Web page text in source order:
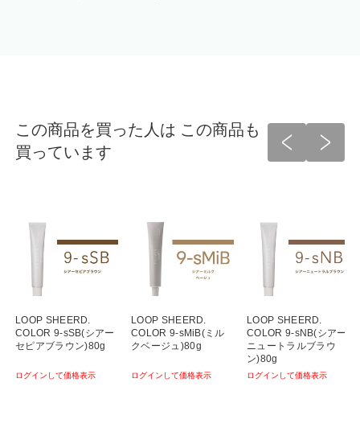
この商品を買った人は この商品も
買っています
LOOP SHEERD.
COLOR 9-sSB(シアー
セピアブラウン)80g
ログインして価格表示
LOOP SHEERD.
COLOR 9-sMiB(ミル
クベージュ)80g
ログインして価格表示
LOOP SHEERD.
COLOR 9-sNB(シアー
ニュートラルブラウ
ン)80g
ログインして価格表示